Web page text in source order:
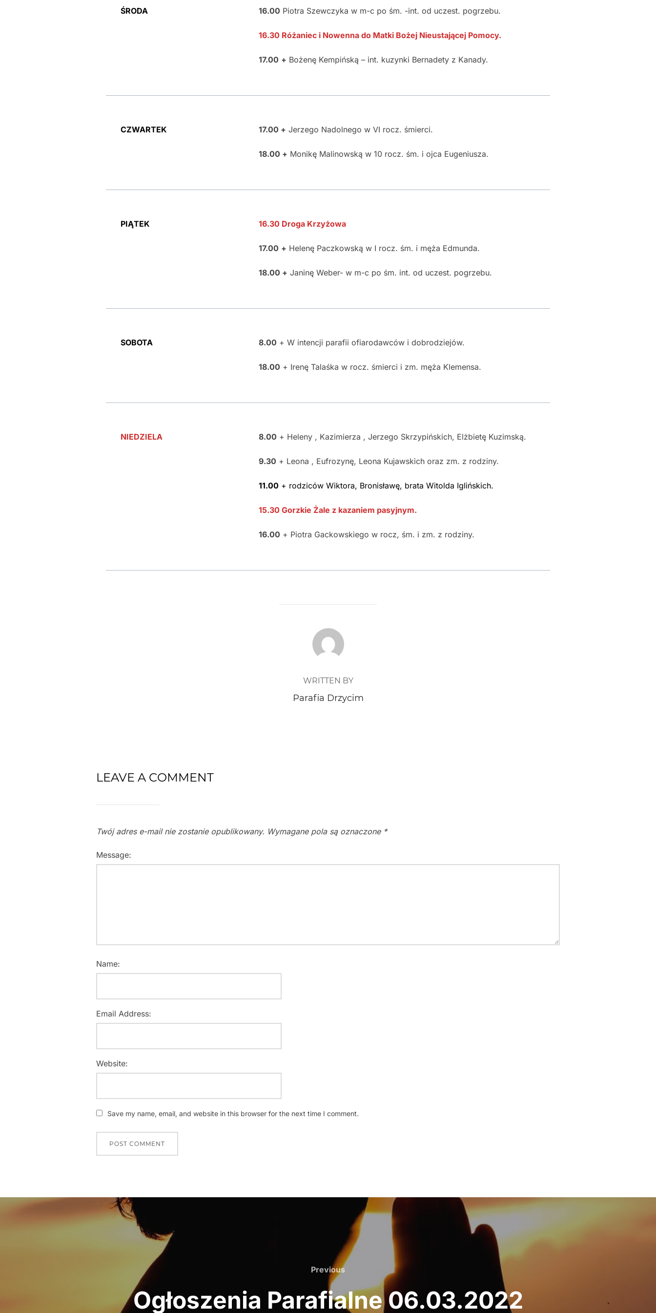
ŚRODA 16.00 Piotra Szewczyka w m-c po śm. -int. od uczest. pogrzebu.
16.30 Różaniec i Nowenna do Matki Bożej Nieustającej Pomocy.
17.00 + Bożenę Kempińską – int. kuzynki Bernadety z Kanady.
CZWARTEK 17.00 + Jerzego Nadolnego w VI rocz. śmierci.
18.00 + Monikę Malinowską w 10 rocz. śm. i ojca Eugeniusza.
PIĄTEK 16.30 Droga Krzyżowa
17.00 + Helenę Paczkowską w I rocz. śm. i męża Edmunda.
18.00 + Janinę Weber- w m-c po śm. int. od uczest. pogrzebu.
SOBOTA 8.00 + W intencji parafii ofiarodawców i dobrodziejów.
18.00 + Irenę Talaśka w rocz. śmierci i zm. męża Klemensa.
NIEDZIELA 8.00 + Heleny , Kazimierza , Jerzego Skrzypińskich, Elżbietę Kuzimską.
9.30 + Leona , Eufrozynę, Leona Kujawskich oraz zm. z rodziny.
11.00 + rodziców Wiktora, Bronisławę, brata Witolda Iglińskich.
15.30 Gorzkie Żale z kazaniem pasyjnym.
16.00 + Piotra Gackowskiego w rocz, śm. i zm. z rodziny.
POST AUTHOR
WRITTEN BY
Parafia Drzycim
LEAVE A COMMENT
Twój adres e-mail nie zostanie opublikowany. Wymagane pola są oznaczone *
Message:
Name:
Email Address:
Website:
Save my name, email, and website in this browser for the next time I comment.
Nawigacja
wpisu
Previous
Previous
Ogłoszenia Parafialne 06.03.2022